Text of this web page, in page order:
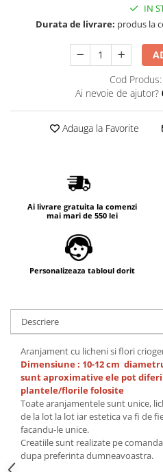
IN
Durata de livrare: produs la
Cod Produs:
Ai nevoie de ajutor?
Adauga la Favorite
Ai livrare gratuita la comenzi
mai mari de 550 lei
Personalizeaza tabloul dorit
Descriere
Aranjament cu licheni si flori
Dimensiune : 10-12 cm
sunt aproximative ele pot
plantele/florile folosite
Toate aranjamentele sunt unice,
de la lot la lot iar estetica va fi de
facandu-le unice.
Creatiile sunt realizate pe
dupa preferinta dumneavoastra.